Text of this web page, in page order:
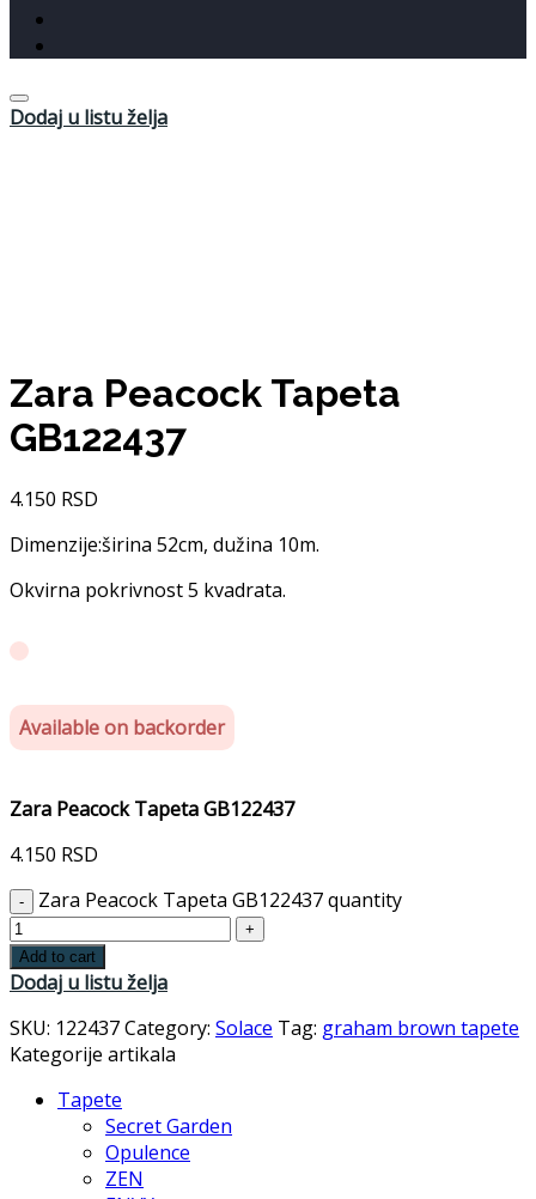
Dodaj u listu želja
Zara Peacock Tapeta
GB122437
4.150 RSD
Dimenzije:širina 52cm, dužina 10m.
Okvirna pokrivnost 5 kvadrata.
Available on backorder
Zara Peacock Tapeta GB122437
4.150 RSD
Zara Peacock Tapeta GB122437 quantity
Add to cart
Dodaj u listu želja
SKU: 122437Category: Solace Tag: graham brown tapete
Kategorije artikala
Tapete
Secret Garden
Opulence
ZEN